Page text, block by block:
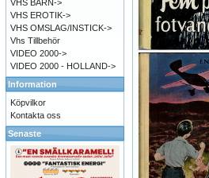
VHS BARN->
VHS EROTIK->
VHS OMSLAG/INSTICK->
Vhs Tillbehör
VIDEO 2000->
VIDEO 2000 - HOLLAND->
Information
Köpvilkor
Kontakta oss
Senaste